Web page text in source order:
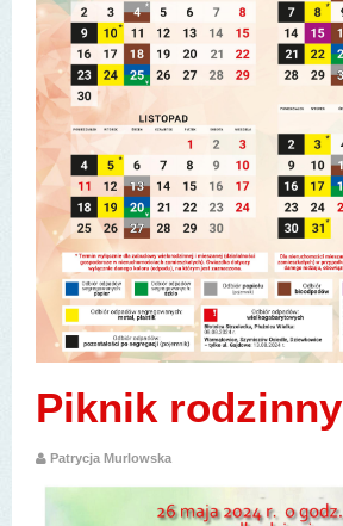
Piknik rodzinny
Patrycja Murlowska